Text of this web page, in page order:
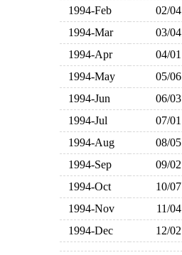
1994-Feb
02/04
1994-Mar
03/04
1994-Apr
04/01
1994-May
05/06
1994-Jun
06/03
1994-Jul
07/01
1994-Aug
08/05
1994-Sep
09/02
1994-Oct
10/07
1994-Nov
11/04
1994-Dec
12/02